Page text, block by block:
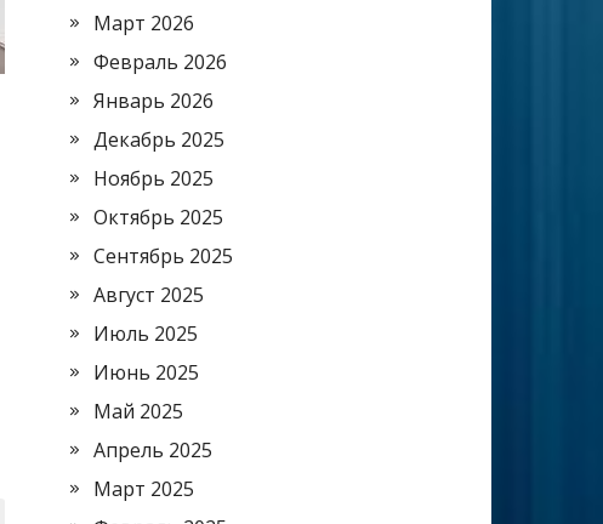
Март 2026
Февраль 2026
Январь 2026
Декабрь 2025
Ноябрь 2025
Октябрь 2025
Сентябрь 2025
Август 2025
Июль 2025
Июнь 2025
Май 2025
Апрель 2025
Март 2025